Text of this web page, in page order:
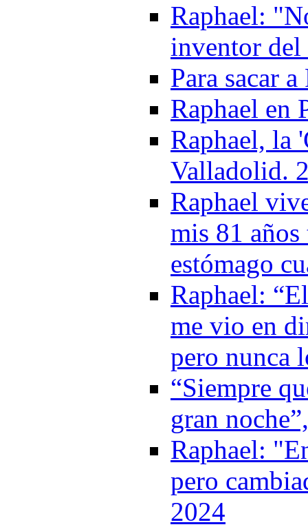
Raphael:
inventor
Para sacar
Raphael en
Raphael, la
Valladolid.
Raphael
mis 81
estómago
Raphael:
me vio en
pero nunca
“Siempre
gran
Raphael:
pero
2024